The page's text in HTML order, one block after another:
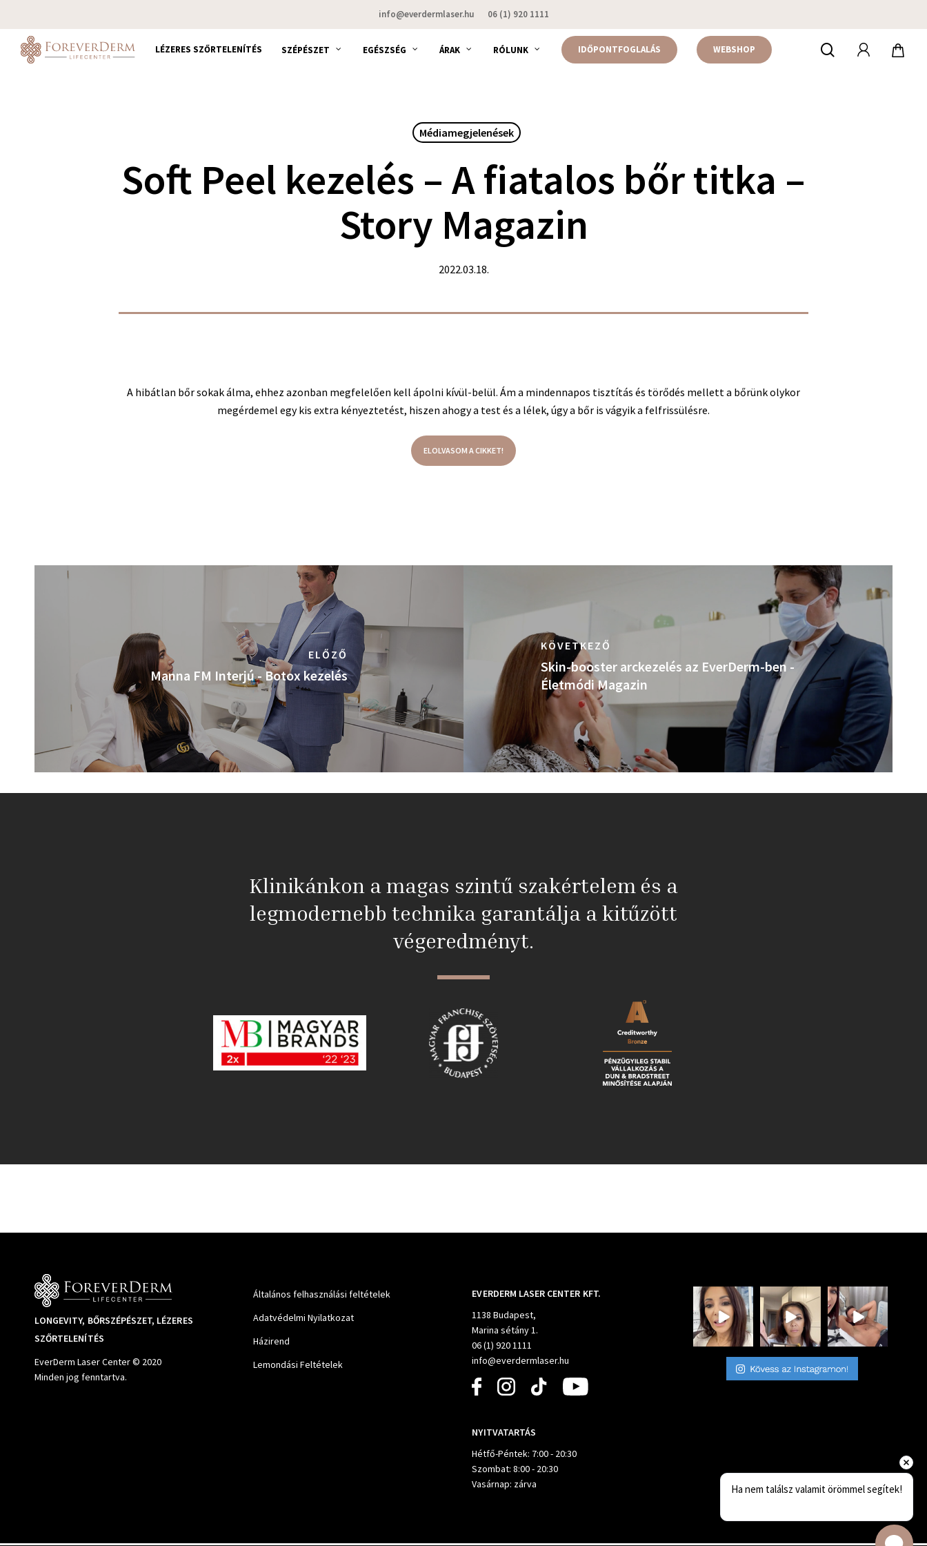
to
main
content
info@everdermlaser.hu 06 (1) 920 1111
LÉZERES SZŐRTELENÍTÉS SZÉPÉSZET EGÉSZSÉG ÁRAK RÓLUNK IDŐPONTFOGLALÁS WEBSHOP keresés
Médiamegjelenések
Soft Peel kezelés – A fiatalos bőr titka –
Story Magazin
2022.03.18.
A hibátlan bőr sokak álma, ehhez azonban megfelelően kell ápolni kívül-belül. Ám a mindennapos tisztítás és törődés mellett a bőrünk olykor
megérdemel egy kis extra kényeztetést, hiszen ahogy a test és a lélek, úgy a bőr is vágyik a felfrissülésre.
ELOLVASOM A CIKKET!
ELŐZŐ
Manna FM Interjú - Botox kezelés
KÖVETKEZŐ
Skin-booster arckezelés az EverDerm-ben -
Életmódi Magazin
Klinikánkon a magas szintű szakértelem és a
legmodernebb technika garantálja a kitűzött
végeredményt.
LONGEVITY, BŐRSZÉPÉSZET, LÉZERES
SZŐRTELENÍTÉS
EverDerm Laser Center © 2020
Minden jog fenntartva.
Általános felhasználási feltételek
Adatvédelmi Nyilatkozat
Házirend
Lemondási Feltételek
EVERDERM LASER CENTER KFT.
1138 Budapest,
Marina sétány 1.
06 (1) 920 1111
info@everdermlaser.hu
NYITVATARTÁS
Hétfő-Péntek: 7:00 - 20:30
Szombat: 8:00 - 20:30
Vasárnap: zárva
Ha nem találsz valamit örömmel segítek!